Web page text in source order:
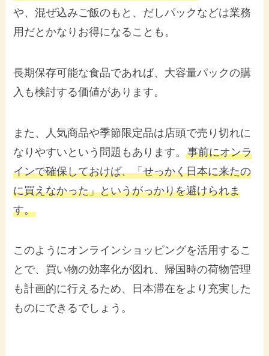
や、混ぜ込みご飯のもと、だしパックなどは業務
用だとかなりお得になることも。
長期保存可能な食品であれば、大容量パックの購
入も検討する価値があります。
また、人気商品や季節限定品は店頭で売り切れに
なりやすいという問題もあります。事前にオンラ
インで確保しておけば、「せっかく日本に来たの
に買えなかった」というがっかりを避けられま
す。
このようにオンラインショッピングを活用するこ
とで、買い物の効率化が図れ、帰国時の荷物管理
も計画的に行えるため、日本滞在をより充実した
ものにできるでしょう。